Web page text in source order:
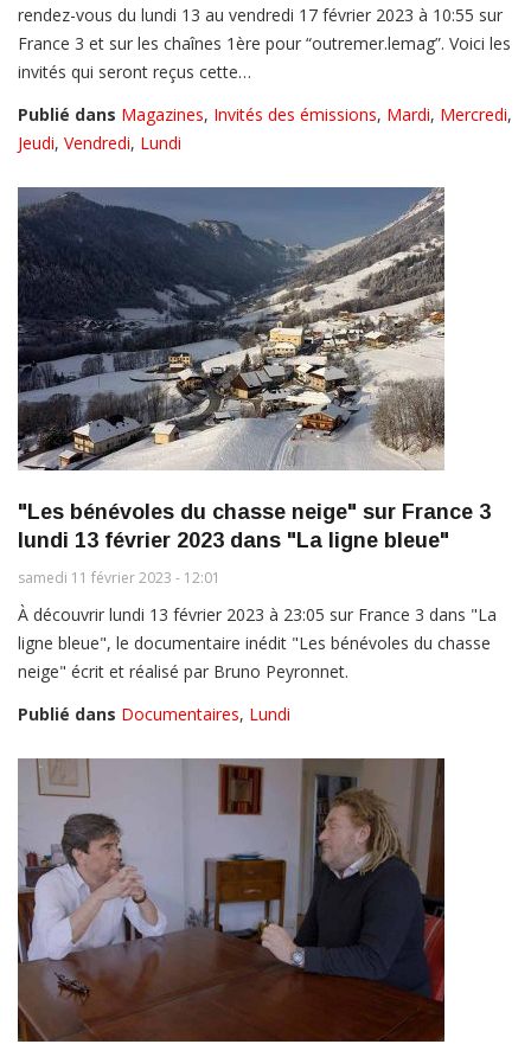
rendez-vous du lundi 13 au vendredi 17 février 2023 à 10:55 sur
France 3 et sur les chaînes 1ère pour “outremer.lemag”. Voici les
invités qui seront reçus cette…
Publié dans Magazines, Invités des émissions, Mardi, Mercredi,
Jeudi, Vendredi, Lundi
"Les bénévoles du chasse neige" sur France 3
lundi 13 février 2023 dans "La ligne bleue"
samedi 11 février 2023 - 12:01
À découvrir lundi 13 février 2023 à 23:05 sur France 3 dans "La
ligne bleue", le documentaire inédit "Les bénévoles du chasse
neige" écrit et réalisé par Bruno Peyronnet.
Publié dans Documentaires, Lundi